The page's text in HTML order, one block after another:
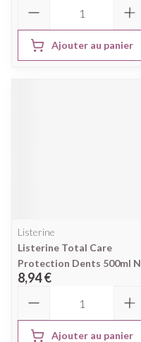
Ajouter au panier
Listerine
Listerine Total Care
Protection Dents 500ml
8,94 €
Ajouter au panier